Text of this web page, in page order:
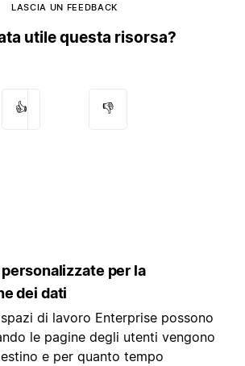
LASCIA UN FEEDBACK
utile questa risorsa?
👍 👎
per la
dei dati
di lavoro Enterprise possono
le pagine degli utenti vengono
e per quanto tempo